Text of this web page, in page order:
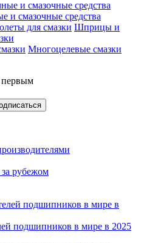
и смазочные средства
Шприцы и
Многоцелевые смазки
первым
рубежом
подшипников в мире в 2025